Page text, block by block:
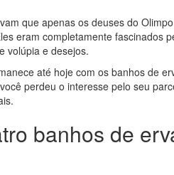
que apenas os deuses do
eram completamente fascinados
volúpia e desejos.
até hoje com os banhos de
perdeu o interesse pelo seu
banhos de